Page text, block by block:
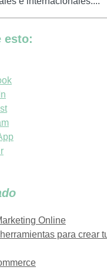
esto:
Online
para crear